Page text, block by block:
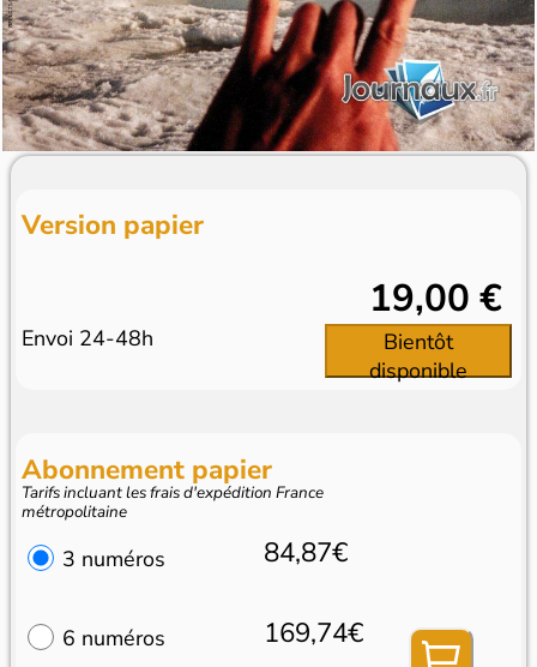
Version papier
Envoi 24-48h
19,00 €
Bientôt
disponible
Abonnement papier
Tarifs incluant les frais d'expédition France
métropolitaine
3 numéros 84,87€
6 numéros 169,74€